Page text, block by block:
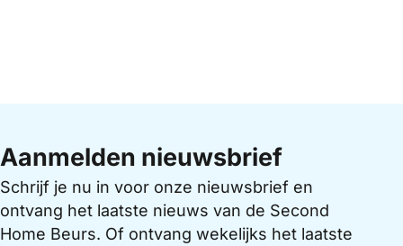
Aanmelden nieuwsbrief
Schrijf je nu in voor onze nieuwsbrief en
ontvang het laatste nieuws van de Second
Home Beurs. Of ontvang wekelijks het laatste